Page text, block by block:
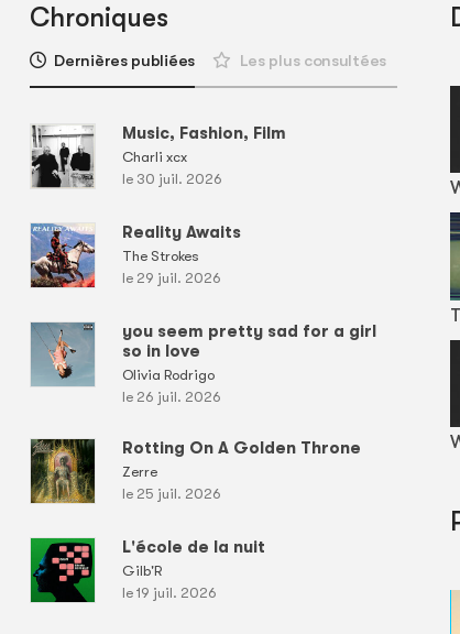
Chroniques
Dernières publiées Les plus consultées
Music, Fashion, Film
Charli xcx
le 30 juil. 2026
Reality Awaits
The Strokes
le 29 juil. 2026
you seem pretty sad for a girl
so in love
Olivia Rodrigo
le 26 juil. 2026
Rotting On A Golden Throne
Zerre
le 25 juil. 2026
L'école de la nuit
Gilb'R
le 19 juil. 2026